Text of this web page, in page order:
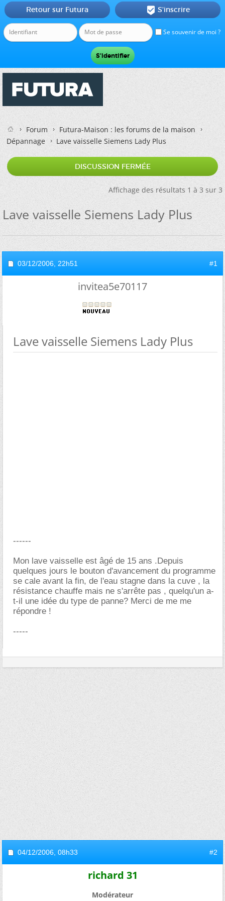
Se souvenir de moi ?
Retour sur Futura  S'inscrire
Forum
Futura-Maison : les forums de la maison
Dépannage
Lave vaisselle Siemens Lady Plus
DISCUSSION FERMÉE
Affichage des résultats 1 à 3 sur 3
Lave vaisselle Siemens Lady Plus
03/12/2006, 22h51 #1
invitea5e70117
Lave vaisselle Siemens Lady Plus
------
Mon lave vaisselle est âgé de 15 ans .Depuis
quelques jours le bouton d'avancement du programme
se cale avant la fin, de l'eau stagne dans la cuve , la
résistance chauffe mais ne s'arrête pas , quelqu'un a-
t-il une idée du type de panne? Merci de me me
répondre !
-----
04/12/2006, 08h33 #2
richard 31
Modérateur